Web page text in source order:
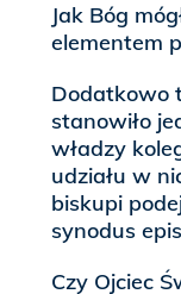
Jak Bóg
elementem
Dodatkowo
stanowiło
władzy
udziału w
biskupi
synodus
Czy Ojciec